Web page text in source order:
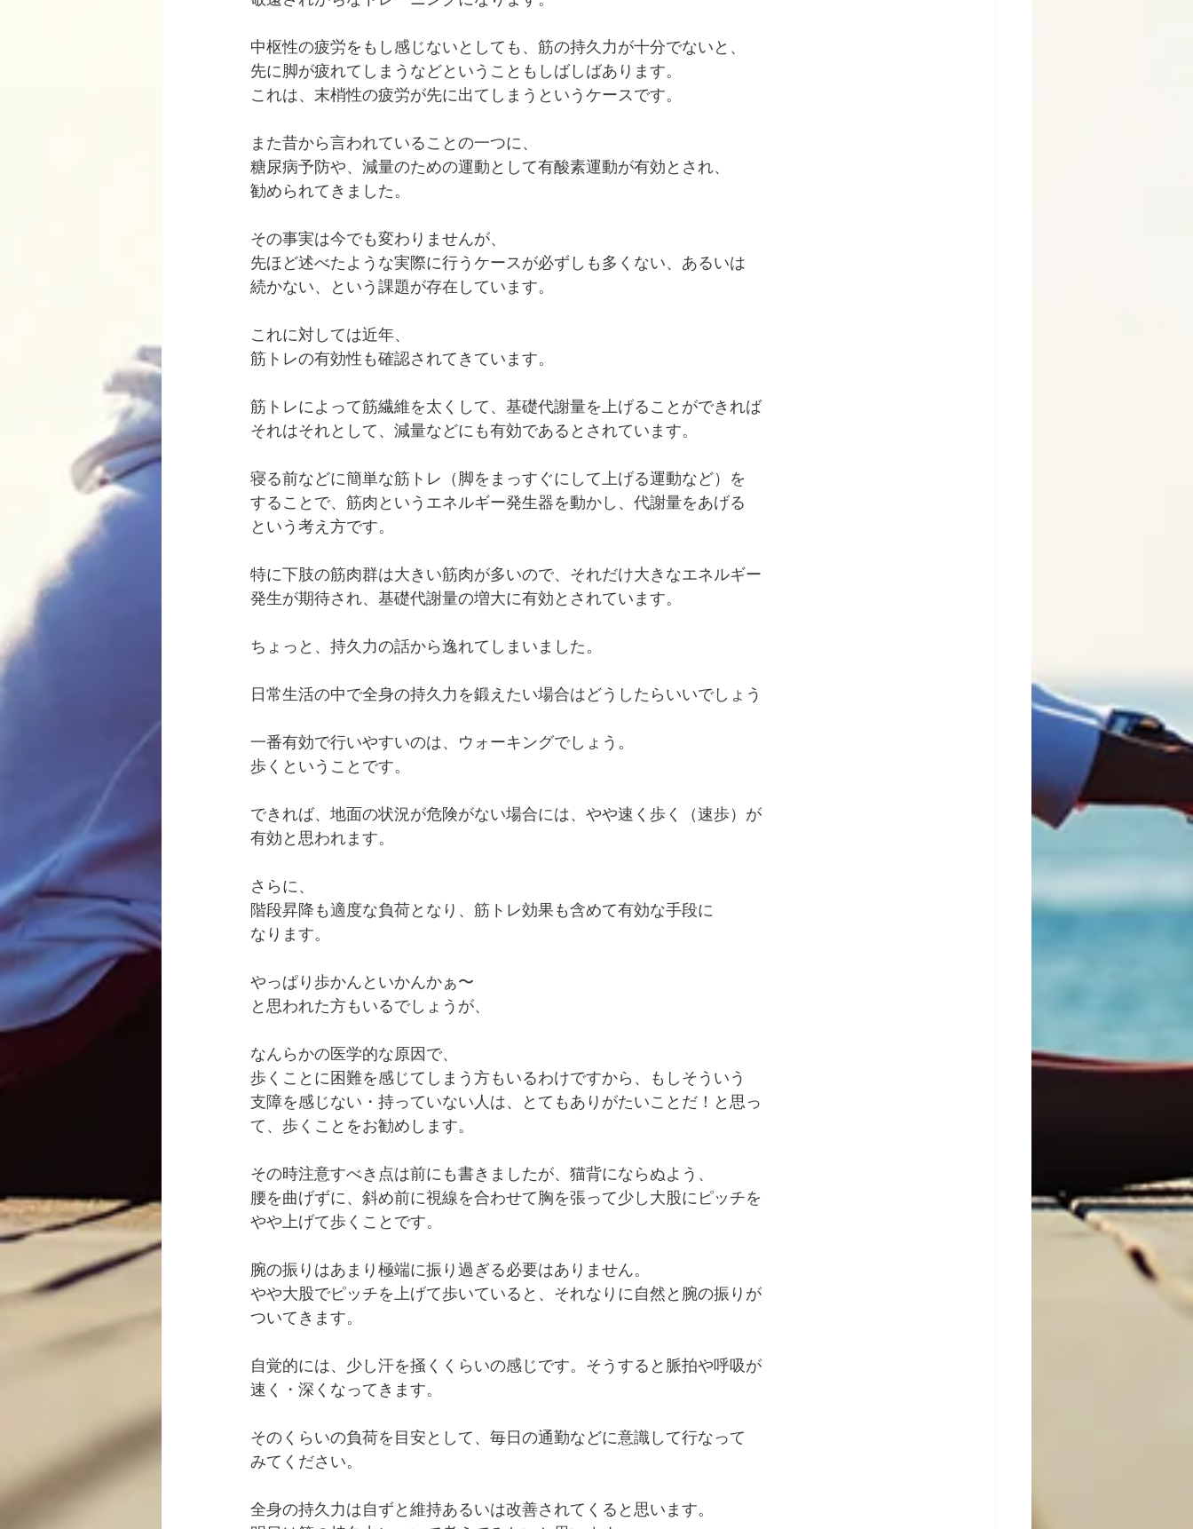
中枢性の疲労をもし感じないとしても、筋の持久力が十分でないと、
先に脚が疲れてしまうなどということもしばしばあります。
これは、末梢性の疲労が先に出てしまうというケースです。
また昔から言われていることの一つに、
糖尿病予防や、減量のための運動として有酸素運動が有効とされ、
勧められてきました。
その事実は今でも変わりませんが、
先ほど述べたような実際に行うケースが必ずしも多くない、あるいは
続かない、という課題が存在しています。
これに対しては近年、
筋トレの有効性も確認されてきています。
筋トレによって筋繊維を太くして、基礎代謝量を上げることができれば
それはそれとして、減量などにも有効であるとされています。
寝る前などに簡単な筋トレ（脚をまっすぐにして上げる運動など）を
することで、筋肉というエネルギー発生器を動かし、代謝量をあげる
という考え方です。
特に下肢の筋肉群は大きい筋肉が多いので、それだけ大きなエネルギー
発生が期待され、基礎代謝量の増大に有効とされています。
ちょっと、持久力の話から逸れてしまいました。
日常生活の中で全身の持久力を鍛えたい場合はどうしたらいいでしょう
一番有効で行いやすいのは、ウォーキングでしょう。
歩くということです。
できれば、地面の状況が危険がない場合には、やや速く歩く（速歩）が
有効と思われます。
さらに、
階段昇降も適度な負荷となり、筋トレ効果も含めて有効な手段に
なります。
やっぱり歩かんといかんかぁ〜
と思われた方もいるでしょうが、
なんらかの医学的な原因で、
歩くことに困難を感じてしまう方もいるわけですから、もしそういう
支障を感じない・持っていない人は、とてもありがたいことだ！と思っ
て、歩くことをお勧めします。
その時注意すべき点は前にも書きましたが、猫背にならぬよう、
腰を曲げずに、斜め前に視線を合わせて胸を張って少し大股にピッチを
やや上げて歩くことです。
腕の振りはあまり極端に振り過ぎる必要はありません。
やや大股でピッチを上げて歩いていると、それなりに自然と腕の振りが
ついてきます。
自覚的には、少し汗を掻くくらいの感じです。そうすると脈拍や呼吸が
速く・深くなってきます。
そのくらいの負荷を目安として、毎日の通勤などに意識して行なって
みてください。
全身の持久力は自ずと維持あるいは改善されてくると思います。